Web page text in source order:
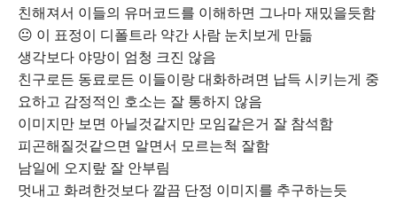
친해져서 이들의 유머코드를 이해하면 그나마 재밌을듯함
😐 이 표정이 디폴트라 약간 사람 눈치보게 만듦
생각보다 야망이 엄청 크진 않음
친구로든 동료로든 이들이랑 대화하려면 납득 시키는게 중
요하고 감정적인 호소는 잘 통하지 않음
이미지만 보면 아닐것같지만 모임같은거 잘 참석함
피곤해질것같으면 알면서 모르는척 잘함
남일에 오지랖 잘 안부림
멋내고 화려한것보다 깔끔 단정 이미지를 추구하는듯